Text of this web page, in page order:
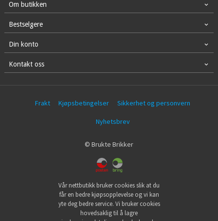
Om butikken
Bestselgere
Din konto
Kontakt oss
Frakt Kjøpsbetingelser Sikkerhet og personvern
Nyhetsbrev
© Brukte Brikker
Vår nettbutikk bruker cookies slik at du
får en bedre kjøpsopplevelse og vi kan
yte deg bedre service. Vi bruker cookies
hovedsaklig til å lagre